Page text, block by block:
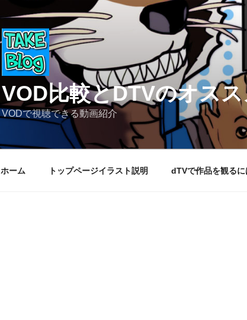
VOD比較とDTVのオス
VODで視聴できる動画紹介
ホーム トップページイラスト説明 dTVで作品を観るに